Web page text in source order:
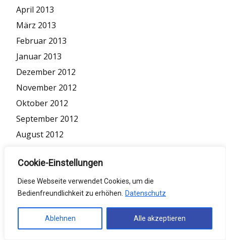
Cookie-Einstellungen
Diese Webseite verwendet Cookies, um die
Bedienfreundlichkeit zu erhöhen.
Datenschutz
Ablehnen Alle akzeptieren
April 2013
März 2013
Februar 2013
Januar 2013
Dezember 2012
November 2012
Oktober 2012
September 2012
August 2012
Mai 2012
April 2012
März 2012
Februar 2012
Januar 2012